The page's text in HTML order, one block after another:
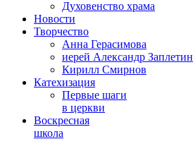
Духовенство храма
Новости
Творчество
Анна Герасимова
иерей Александр Заплетин
Кирилл Смирнов
Катехизация
Первые шаги
в церкви
Воскресная
школа